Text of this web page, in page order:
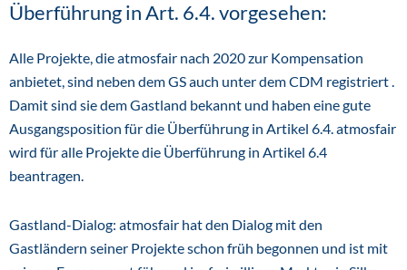
Überführung in Art. 6.4. vorgesehen:
Alle Projekte, die atmosfair nach 2020 zur Kompensation
anbietet, sind neben dem GS auch unter dem CDM registriert .
Damit sind sie dem Gastland bekannt und haben eine gute
Ausgangsposition für die Überführung in Artikel 6.4. atmosfair
wird für alle Projekte die Überführung in Artikel 6.4
beantragen.
Gastland-Dialog: atmosfair hat den Dialog mit den
Gastländern seiner Projekte schon früh begonnen und ist mit